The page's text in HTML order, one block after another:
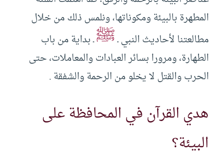
المطهرة بالبيئة ومكوناتها، ونلمس ذلك من خلال
مطالعتنا لأحاديث النبي ـﷺـ بداية من باب
الطهارة، ومرورا بسائر العبادات والمعاملات، حتى
الحرب والقتل لا يخلو من الرحمة والشفقة .
هدي القرآن في المحافظة على
البيئة؟